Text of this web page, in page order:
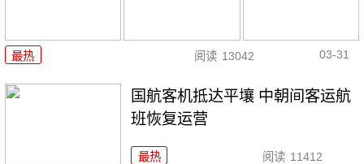
最热 阅读 13042 03-31
国航客机抵达平壤 中朝间客运航
班恢复运营
最热 阅读 11412